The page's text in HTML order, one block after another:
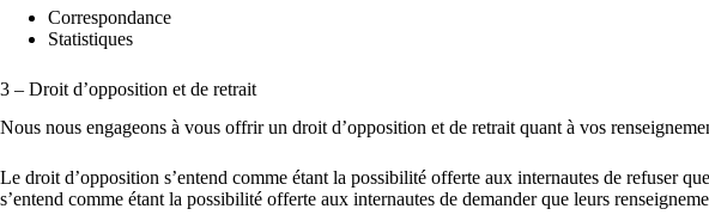
Correspondance
Statistiques
3 – Droit d’opposition et de retrait
Nous nous engageons à vous offrir un droit d’opposition et de retrait quant à vos
Le droit d’opposition s’entend comme étant la possibilité offerte aux internautes de refuser
s’entend comme étant la possibilité offerte aux internautes de demander que leurs